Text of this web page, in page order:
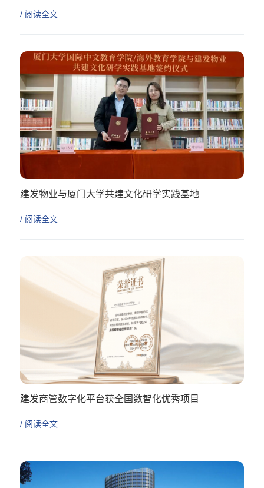
/ 阅读全文
建发物业与厦门大学共建文化研学实践基地
/ 阅读全文
建发商管数字化平台获全国数智化优秀项目
/ 阅读全文